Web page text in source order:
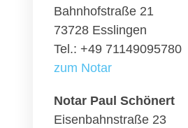
Bahnhofstraße 21
73728 Esslingen
Tel.: +49 71149095780
zum Notar
Notar Paul Schönert
Eisenbahnstraße 23